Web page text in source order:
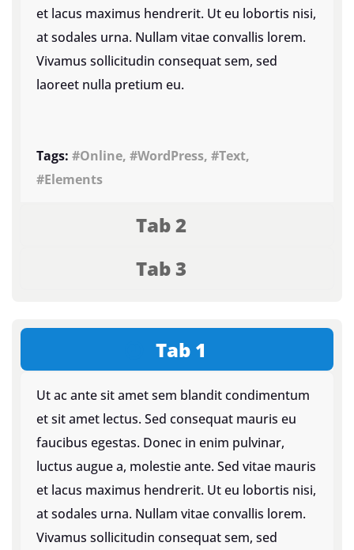
et lacus maximus hendrerit. Ut eu lobortis nisi,
at sodales urna. Nullam vitae convallis lorem.
Vivamus sollicitudin consequat sem, sed
laoreet nulla pretium eu.
Tags: #Online, #WordPress, #Text,
#Elements
Tab 2
Tab 3
Tab 1
Ut ac ante sit amet sem blandit condimentum
et sit amet lectus. Sed consequat mauris eu
faucibus egestas. Donec in enim pulvinar,
luctus augue a, molestie ante. Sed vitae mauris
et lacus maximus hendrerit. Ut eu lobortis nisi,
at sodales urna. Nullam vitae convallis lorem.
Vivamus sollicitudin consequat sem, sed